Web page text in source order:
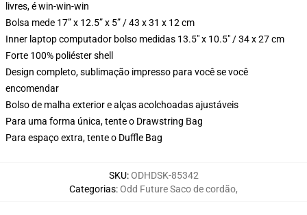
livres, é win-win-win
Bolsa mede 17” x 12.5” x 5” / 43 x 31 x 12 cm
Inner laptop computador bolso medidas 13.5" x 10.5" / 34 x 27 cm
Forte 100% poliéster shell
Design completo, sublimação impresso para você se você
encomendar
Bolso de malha exterior e alças acolchoadas ajustáveis
Para uma forma única, tente o Drawstring Bag
Para espaço extra, tente o Duffle Bag
SKU:ODHDSK-85342
Categorias:Odd Future Saco de cordão,